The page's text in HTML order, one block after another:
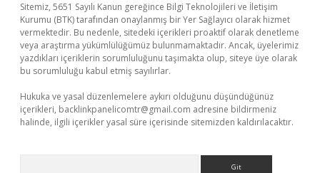
Sitemiz, 5651 Sayılı Kanun gereğince Bilgi Teknolojileri ve İletişim
Kurumu (BTK) tarafından onaylanmış bir Yer Sağlayıcı olarak hizmet
vermektedir. Bu nedenle, sitedeki içerikleri proaktif olarak denetleme
veya araştırma yükümlülüğümüz bulunmamaktadır. Ancak, üyelerimiz
yazdıkları içeriklerin sorumluluğunu taşımakta olup, siteye üye olarak
bu sorumluluğu kabul etmiş sayılırlar.
Hukuka ve yasal düzenlemelere aykırı olduğunu düşündüğünüz
içerikleri, backlinkpanelicomtr@gmail.com adresine bildirmeniz
halinde, ilgili içerikler yasal süre içerisinde sitemizden kaldırılacaktır.